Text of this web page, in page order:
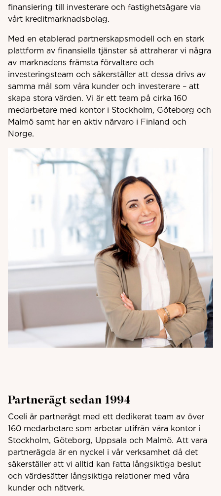
finansiering till investerare och fastighetsägare via
vårt kreditmarknadsbolag.
Med en etablerad partnerskapsmodell och en stark
plattform av finansiella tjänster så attraherar vi några
av marknadens främsta förvaltare och
investeringsteam och säkerställer att dessa drivs av
samma mål som våra kunder och investerare – att
skapa stora värden. Vi är ett team på cirka 160
medarbetare med kontor i Stockholm, Göteborg och
Malmö samt har en aktiv närvaro i Finland och
Norge.
Partnerägt sedan 1994
Coeli är partnerägt med ett dedikerat team av över
160 medarbetare som arbetar utifrån våra kontor i
Stockholm, Göteborg, Uppsala och Malmö. Att vara
partnerägda är en nyckel i vår verksamhet då det
säkerställer att vi alltid kan fatta långsiktiga beslut
och värdesätter långsiktiga relationer med våra
kunder och nätverk.